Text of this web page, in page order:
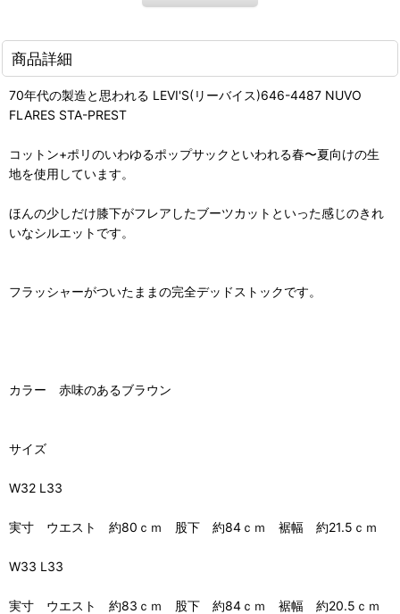
商品詳細
70年代の製造と思われる LEVI'S(リーバイス)646-4487 NUVO
FLARES STA-PREST
コットン+ポリのいわゆるポップサックといわれる春〜夏向けの生
地を使用しています。
ほんの少しだけ膝下がフレアしたブーツカットといった感じのきれ
いなシルエットです。
フラッシャーがついたままの完全デッドストックです。
カラー 赤味のあるブラウン
サイズ
W32 L33
実寸 ウエスト 約80ｃｍ 股下 約84ｃｍ 裾幅 約21.5ｃｍ
W33 L33
実寸 ウエスト 約83ｃｍ 股下 約84ｃｍ 裾幅 約20.5ｃｍ